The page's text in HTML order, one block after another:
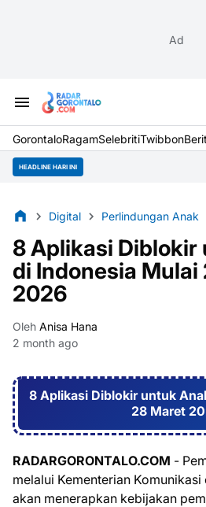
Ad
GorontaloRagamSelebritiTwibbon
HEADLINE HARI INI
Digital Perlindungan Anak
8 Aplikasi Diblokir
di Indonesia Mulai
2026
Oleh Anisa Hana
2 month ago
8 Aplikasi Diblokir untuk
28 Maret
RADARGORONTALO.COM -
melalui Kementerian
akan menerapkan kebijakan